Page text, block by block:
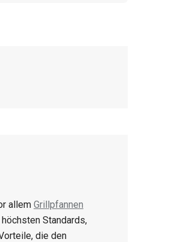
allem Grillpfannen
Standards,
die den